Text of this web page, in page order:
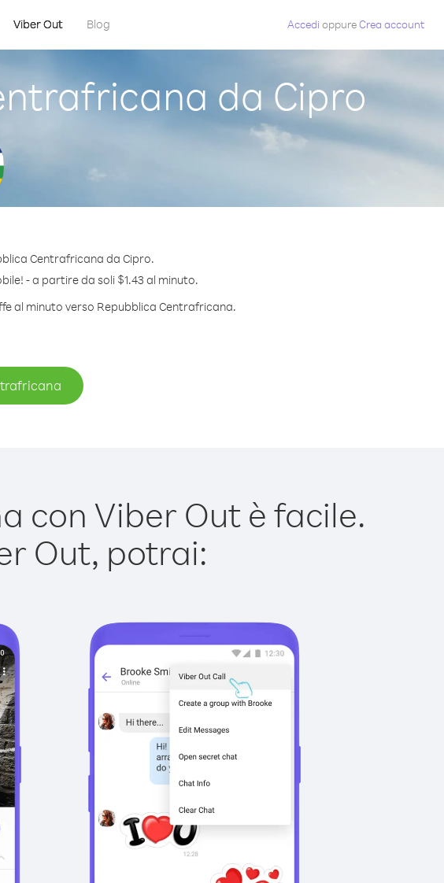
Viber Out Blog Accedi oppureCrea account
da Cipro
Centrafricana da Cipro.
- a partire da soli $1.43 al minuto.
al minuto verso Repubblica Centrafricana.
con Viber Out è facile.
Out, potrai: